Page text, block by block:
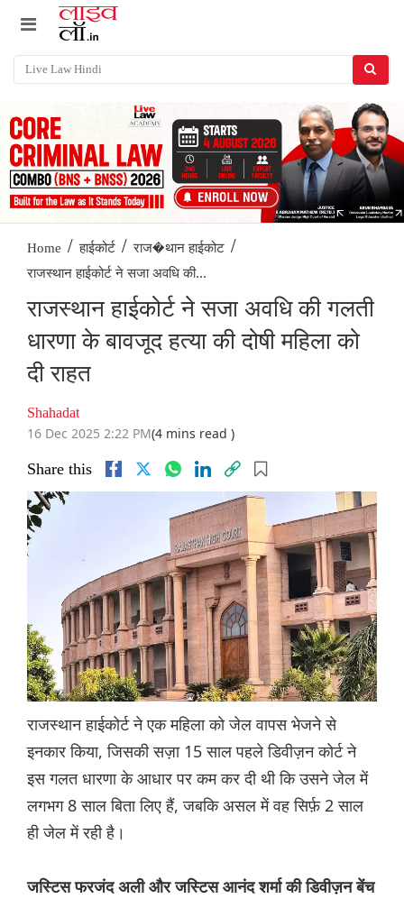
Home / हाईकोर्ट / राज�थान हाईकोट /
राजस्थान हाईकोर्ट ने सजा अवधि की...
राजस्थान हाईकोर्ट ने सजा अवधि की गलती
धारणा के बावजूद हत्या की दोषी महिला को
दी राहत
Shahadat
16 Dec 2025 2:22 PM(4 mins read )
Share this
राजस्थान हाईकोर्ट ने एक महिला को जेल वापस भेजने से
इनकार किया, जिसकी सज़ा 15 साल पहले डिवीज़न कोर्ट ने
इस गलत धारणा के आधार पर कम कर दी थी कि उसने जेल में
लगभग 8 साल बिता लिए हैं, जबकि असल में वह सिर्फ़ 2 साल
ही जेल में रही है।
जस्टिस फरजंद अली और जस्टिस आनंद शर्मा की डिवीज़न बेंच